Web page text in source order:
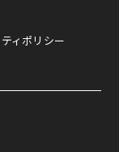
ィポリシー